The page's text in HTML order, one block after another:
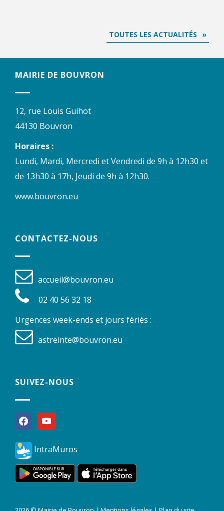
TOUTES LES ACTUALITÉS
MAIRIE DE BOUVRON
12, rue Louis Guihot
44130 Bouvron
Horaires :
Lundi, Mardi, Mercredi et Vendredi de 9h à 12h30 et
de 13h30 à 17h, Jeudi de 9h à 12h30.
www.bouvron.eu
CONTACTEZ-NOUS
accueil@bouvron.eu
02 40 56 32 18
Urgences week-ends et jours fériés :
astreinte@bouvron.eu
SUIVEZ-NOUS
facebookyoutube
IntraMuros